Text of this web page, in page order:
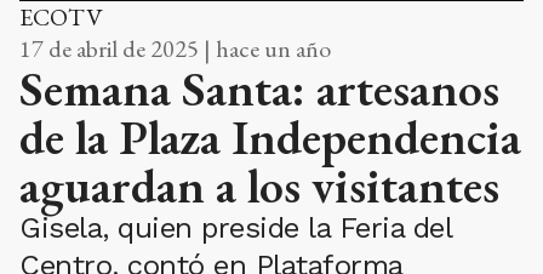
ECOTV
17 de abril de 2025 | hace un año
Semana Santa: artesanos
de la Plaza Independencia
aguardan a los visitantes
Gisela, quien preside la Feria del
Centro, contó en Plataforma